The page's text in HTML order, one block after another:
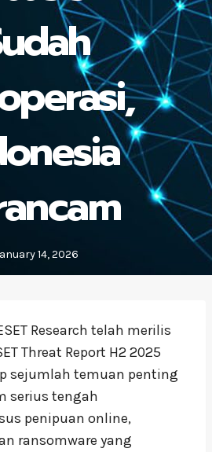
14, 2026
ESET Research telah merilis
Threat Report H2 2025
sejumlah temuan penting
serius tengah
penipuan online,
ransomware yang